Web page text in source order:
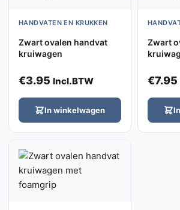
HANDVATEN EN KRUKKEN
Zwart ovalen handvat
kruiwagen
€3.95 Incl.BTW
In winkelwagen
Zwart
€7.95